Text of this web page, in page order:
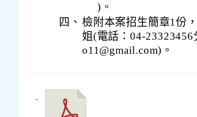
)。
四、 檢附本案招生簡章1份
姐(電話：04-
o11@gmail.com)。